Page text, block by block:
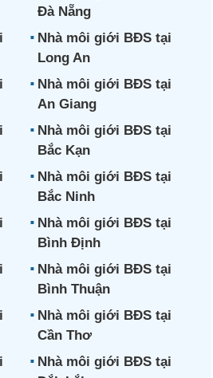
Đà Nẵng
Nhà môi giới BĐS tại
Long An
Nhà môi giới BĐS tại
An Giang
Nhà môi giới BĐS tại
Bắc Kạn
Nhà môi giới BĐS tại
Bắc Ninh
Nhà môi giới BĐS tại
Bình Định
Nhà môi giới BĐS tại
Bình Thuận
Nhà môi giới BĐS tại
Cần Thơ
Nhà môi giới BĐS tại